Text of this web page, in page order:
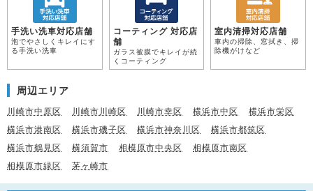
手洗い洗車対応店舗
泡でやさしくキレイにす
る手洗い洗車
コーティング 対応店
舗
ガラス被膜でキレイが続
くコーティング
室内清掃対応店舗
車内の掃除、窓拭き、掃
除機がけなど
周辺エリア
川崎市中原区 川崎市川崎区 川崎市幸区 横浜市中区
横浜市栄区
横浜市港南区
横浜市磯子区 横浜市神奈川区
横浜市都筑区
横浜市鶴見区
横須賀市 相模原市中央区
相模原市南区
相模原市緑区
茅ヶ崎市